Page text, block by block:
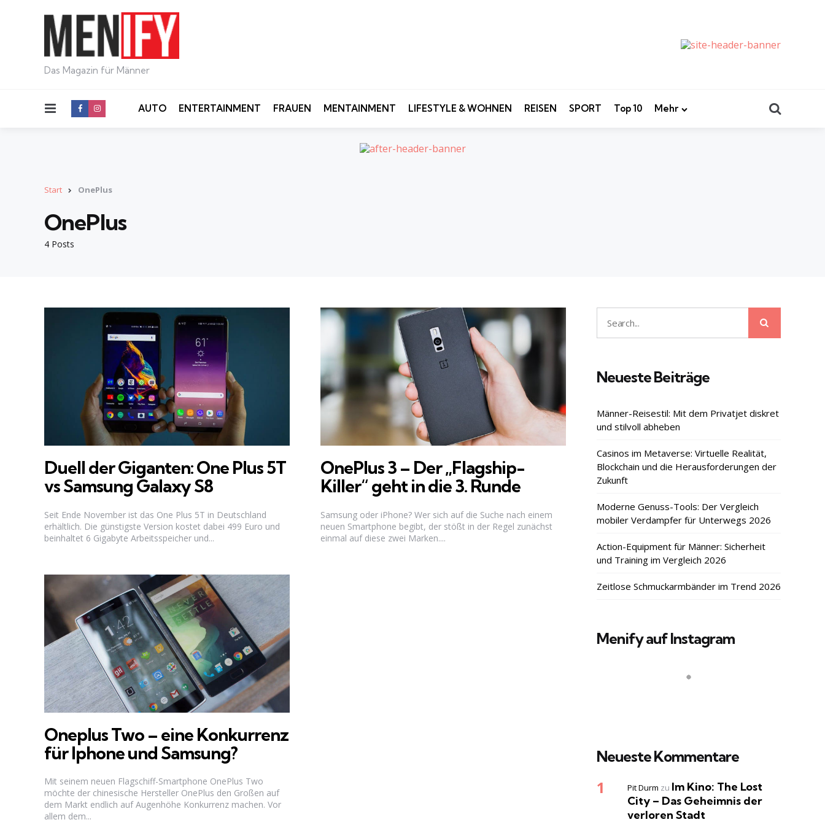
Das Magazin für Männer
Menu AUTO ENTERTAINMENT FRAUEN MENTAINMENT LIFESTYLE & WOHNEN REISEN SPORT Top 10 Mehr
Start OnePlus
4 Posts
OnePlus
Duell der Giganten: One Plus 5T
vs Samsung Galaxy S8
Seit Ende November ist das One Plus 5T in Deutschland
erhältlich. Die günstigste Version kostet dabei 499 Euro und
beinhaltet 6 Gigabyte Arbeitsspeicher und...
OnePlus 3 – Der „Flagship-
Killer“ geht in die 3. Runde
Samsung oder iPhone? Wer sich auf die Suche nach einem
neuen Smartphone begibt, der stößt in der Regel zunächst
einmal auf diese zwei Marken....
Oneplus Two – eine Konkurrenz
für Iphone und Samsung?
Mit seinem neuen Flagschiff-Smartphone OnePlus Two
möchte der chinesische Hersteller OnePlus den Großen auf
dem Markt endlich auf Augenhöhe Konkurrenz machen. Vor
allem dem...
Search
for:
Neueste Beiträge
Männer-Reisestil: Mit dem Privatjet diskret
und stilvoll abheben
Casinos im Metaverse: Virtuelle Realität,
Blockchain und die Herausforderungen der
Zukunft
Moderne Genuss-Tools: Der Vergleich
mobiler Verdampfer für Unterwegs 2026
Action-Equipment für Männer: Sicherheit
und Training im Vergleich 2026
Zeitlose Schmuckarmbänder im Trend 2026
Menify auf Instagram
Neueste Kommentare
Pit Durm zu Im Kino: The Lost
City – Das Geheimnis der
verloren Stadt